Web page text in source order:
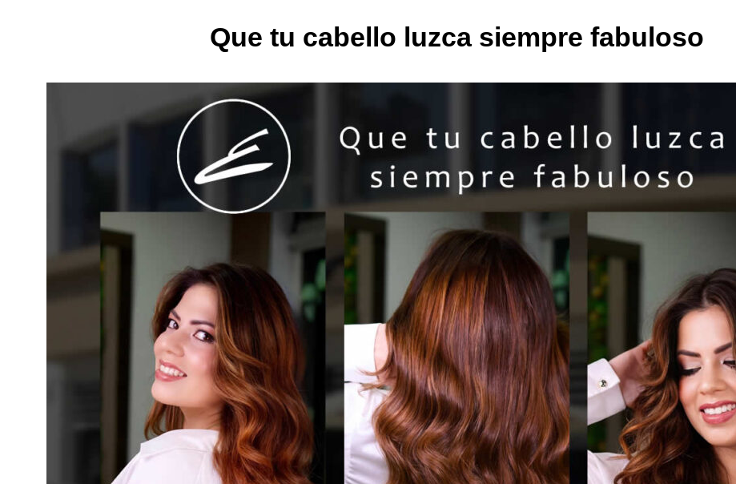
Que tu cabello luzca siempre fabuloso